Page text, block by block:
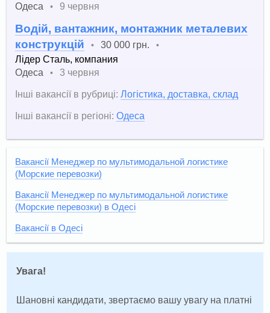
Одеса
• 9 червня
Водій, вантажник, монтажник металевих
конструкцій
• 30 000 грн. •
Лідер Сталь, компания
Одеса
•
3 червня
Інші вакансії в рубриці: Логістика, доставка, склад
Інші вакансії в регіоні: Одеса
Вакансії Менеджер по мультимодальной логистике
(Морские перевозки)
Вакансії Менеджер по мультимодальной логистике
(Морские перевозки) в Одесі
Вакансії в Одесі
Увага!
Шановні кандидати, звертаємо вашу увагу на платні